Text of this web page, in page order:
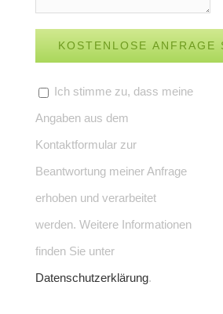
Ich stimme zu, dass meine
Angaben aus dem
Kontaktformular zur
Beantwortung meiner Anfrage
erhoben und verarbeitet
werden. Weitere Informationen
finden Sie unter
Datenschutzerklärung.